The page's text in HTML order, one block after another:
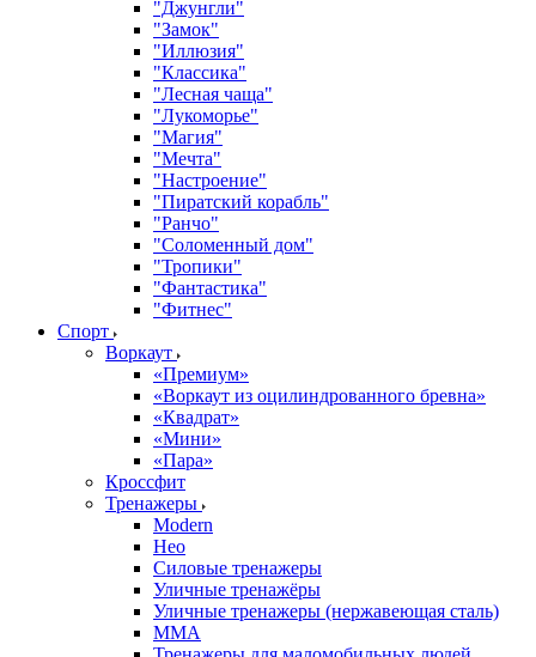
"Джунгли"
"Замок"
"Иллюзия"
"Классика"
"Лесная чаща"
"Лукоморье"
"Магия"
"Мечта"
"Настроение"
"Пиратский корабль"
"Ранчо"
"Соломенный дом"
"Тропики"
"Фантастика"
"Фитнес"
Спорт
Воркаут
«Премиум»
«Воркаут из оцилиндрованного бревна»
«Квадрат»
«Мини»
«Пара»
Кроссфит
Тренажеры
Modern
Нео
Силовые тренажеры
Уличные тренажёры
Уличные тренажеры (нержавеющая сталь)
ММА